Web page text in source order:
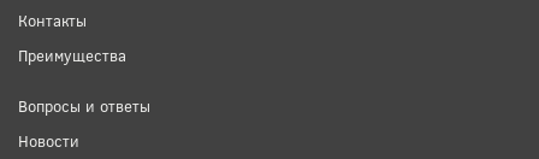
Контакты
Преимущества
Вопросы и ответы
Новости